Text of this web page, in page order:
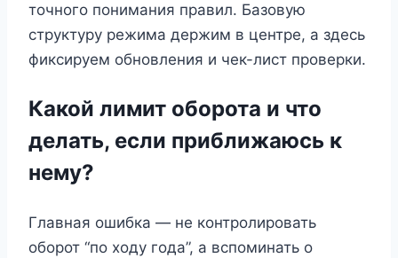
точного понимания правил. Базовую
структуру режима держим в центре, а здесь
фиксируем обновления и чек-лист проверки.
Какой лимит оборота и что
делать, если приближаюсь к
нему?
Главная ошибка — не контролировать
оборот “по ходу года”, а вспоминать о